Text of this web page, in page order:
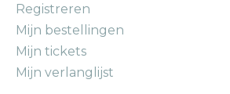
Registreren
Mijn bestellingen
Mijn tickets
Mijn verlanglijst